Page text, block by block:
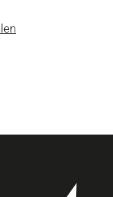
Produkt
Optionen